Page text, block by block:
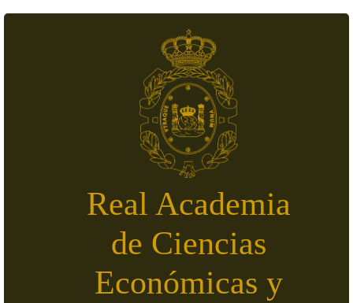
Real Academia
de Ciencias
Económicas y